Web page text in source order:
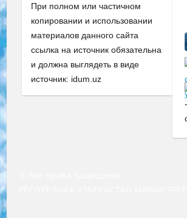
При полном или частичном
копировании и использовании
материалов данного сайта
ссылка на источник обязательна
и должна выглядеть в виде
источник: idum.uz